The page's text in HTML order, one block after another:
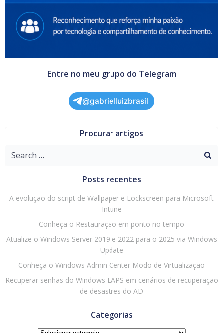
Entre no meu grupo do Telegram
@gabrielluizbrasil
Procurar artigos
Search
Posts recentes
A evolução do script de Wallpaper e Lockscreen para Microsoft
Intune
Conheça o Restauração em ponto no tempo
Atualize o Windows Server 2019 e 2022 para o 2025 via Windows
Update
Conheça o Windows Admin Center Modo de Virtualização
Recuperar senhas do Windows LAPS em cenários de recuperação
de desastres do AD
Categorias